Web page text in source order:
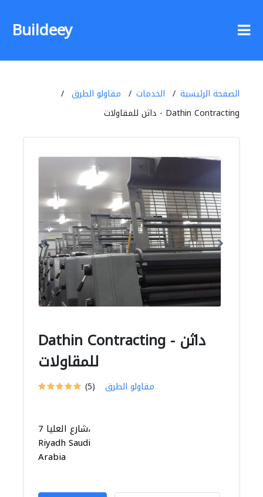
Buildeey
الصفحة الرئيسية الخدمات
مقاولو الطرق
Dathin Contracting - داثن للمقاولات
Dathin Contracting - داثن
للمقاولات
(5) مقاولو الطرق
7 شارع العليا،
Riyadh Saudi
Arabia